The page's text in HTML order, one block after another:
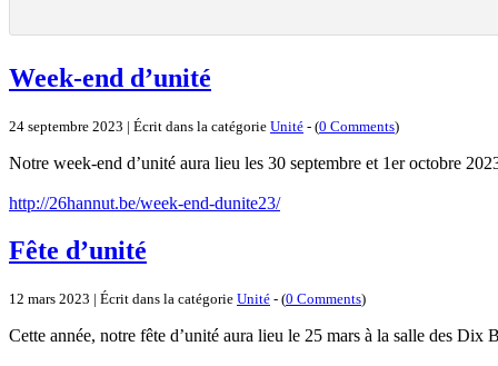
Week-end d’unité
24 septembre 2023 | Écrit dans la catégorie Unité - (0 Comments)
Notre week-end d’unité aura lieu les 30 septembre et 1er octobre
http://26hannut.be/week-end-dunite23/
Fête d’unité
12 mars 2023 | Écrit dans la catégorie Unité - (0 Comments)
Cette année, notre fête d’unité aura lieu le 25 mars à la salle des